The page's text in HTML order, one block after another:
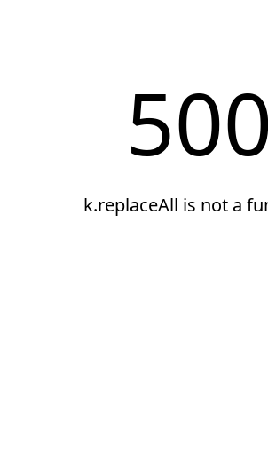
500
k.replaceAll is not a